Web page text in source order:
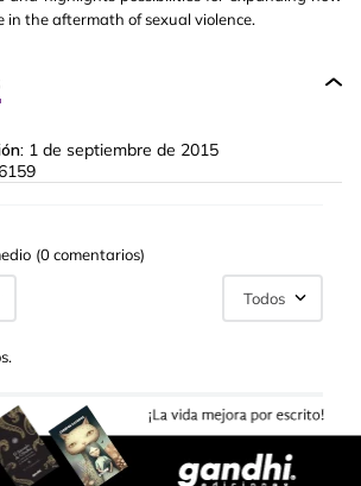
the aftermath of sexual violence.
1 de septiembre de 2015
(0 comentarios)
Todos